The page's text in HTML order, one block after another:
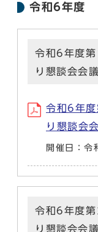
令和6年度
令和6年度第
り懇談会会
令和6年度
り懇談会
開催日：令
令和6年度第
り懇談会会